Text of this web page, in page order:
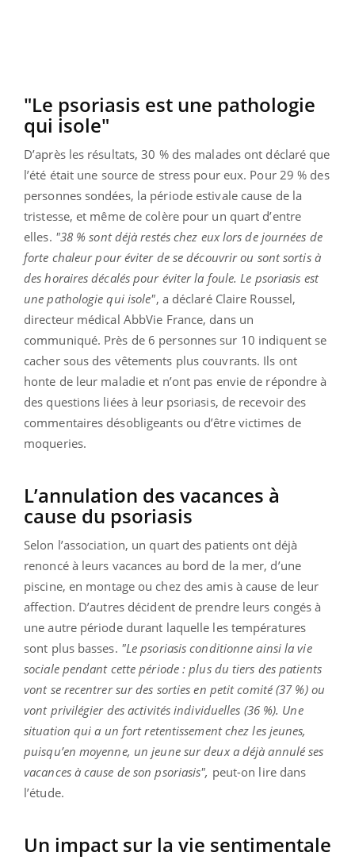
"Le psoriasis est une pathologie
qui isole"
D’après les résultats, 30 % des malades ont déclaré que
l’été était une source de stress pour eux. Pour 29 % des
personnes sondées, la période estivale cause de la
tristesse, et même de colère pour un quart d’entre
elles. "38 % sont déjà restés chez eux lors de journées de
forte chaleur pour éviter de se découvrir ou sont sortis à
des horaires décalés pour éviter la foule. Le psoriasis est
une pathologie qui isole", a déclaré Claire Roussel,
directeur médical AbbVie France, dans un
communiqué. Près de 6 personnes sur 10 indiquent se
cacher sous des vêtements plus couvrants. Ils ont
honte de leur maladie et n’ont pas envie de répondre à
des questions liées à leur psoriasis, de recevoir des
commentaires désobligeants ou d’être victimes de
moqueries.
L’annulation des vacances à
cause du psoriasis
Selon l’association, un quart des patients ont déjà
renoncé à leurs vacances au bord de la mer, d’une
piscine, en montage ou chez des amis à cause de leur
affection. D’autres décident de prendre leurs congés à
une autre période durant laquelle les températures
sont plus basses. "Le psoriasis conditionne ainsi la vie
sociale pendant cette période : plus du tiers des patients
vont se recentrer sur des sorties en petit comité (37 %) ou
vont privilégier des activités individuelles (36 %). Une
situation qui a un fort retentissement chez les jeunes,
puisqu’en moyenne, un jeune sur deux a déjà annulé ses
vacances à cause de son psoriasis", peut-on lire dans
l’étude.
Un impact sur la vie sentimentale